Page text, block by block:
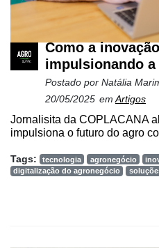
Como a
impulsionando
Postado por Natália
20/05/2025 em Artigos
Jornalisita da COPLACANA
impulsiona o futuro do agro
Tags: tecnologia agronegócio
digitalização do agronegócio